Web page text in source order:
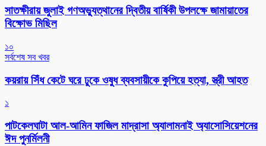
সাতক্ষীরায় জুলাই গণঅভ্যুত্থানের দ্বিতীয় বার্ষিকী উপলক্ষে জামায়াতের
বিক্ষোভ মিছিল
১০
সর্বশেষ সব খবর
কয়রায় সিঁধ কেটে ঘরে ঢুকে ওষুধ ব্যবসায়ীকে কুপিয়ে হত্যা, স্ত্রী আহত
১
পাটকেলঘাটা আল-আমিন ফাজিল মাদ্রাসা অ্যালামনাই অ্যাসোসিয়েশনের
ঈদ পুনর্মিলনী